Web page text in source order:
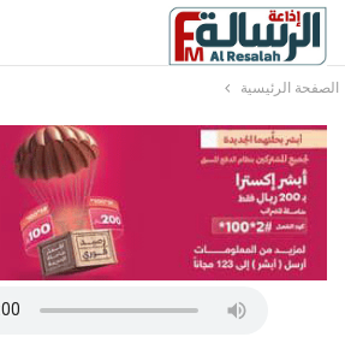
الصفحة الرئيسية